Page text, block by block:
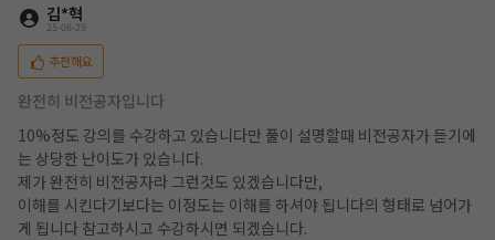
김*혁
25-08-29
추천해요
완전히 비전공자입니다
10%정도 강의를 수강하고 있습니다만 풀이 설명할때 비전공자가 듣기에
는 상당한 난이도가 있습니다.
제가 완전히 비전공자라 그런것도 있겠습니다만,
이해를 시킨다기보다는 이정도는 이해를 하셔야 됩니다의 형태로 넘어가
게 됩니다 참고하시고 수강하시면 되겠습니다.